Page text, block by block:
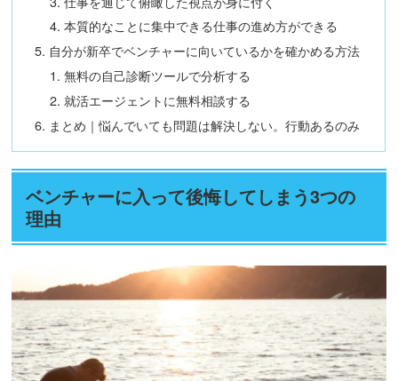
本質的なことに集中できる仕事の進め方ができる
自分が新卒でベンチャーに向いているかを確かめる方法
無料の自己診断ツールで分析する
就活エージェントに無料相談する
まとめ｜悩んでいても問題は解決しない。行動あるのみ
ベンチャーに入って後悔してしまう3つの
理由